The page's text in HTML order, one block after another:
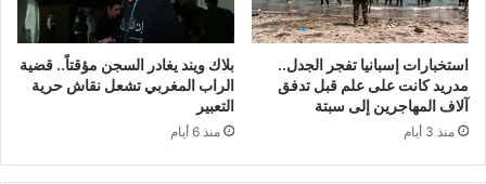
استخبارات إسبانيا تفجر الجدل..
مدريد كانت على علم قبل تدفق
آلاف المهاجرين إلى سبتة
منذ 3 أيام
بلاك ويند يغادر السجن مؤقتاً.. قضية
الراب المغربي تشعل نقاش حرية
التعبير
منذ 6 أيام